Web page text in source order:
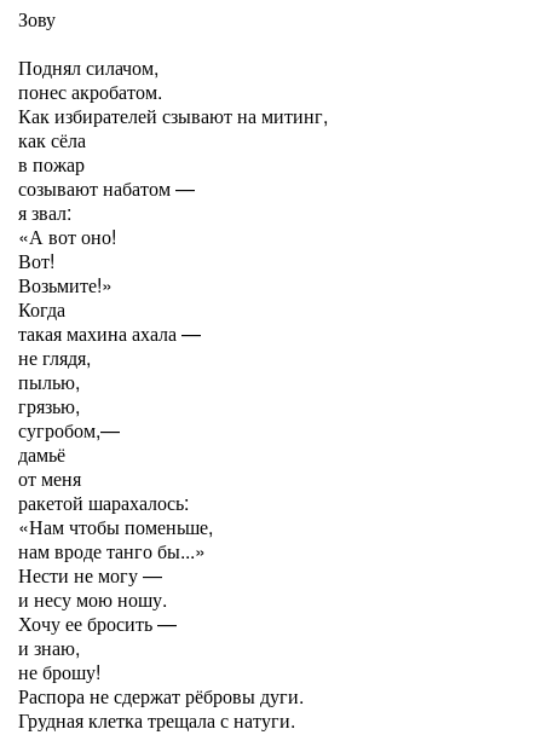
Зову
Поднял силачом,
понес акробатом.
Как избирателей сзывают на митинг,
как сёла
в пожар
созывают набатом —
я звал:
«А вот оно!
Вот!
Возьмите!»
Когда
такая махина ахала —
не глядя,
пылью,
грязью,
сугробом,—
дамьё
от меня
ракетой шарахалось:
«Нам чтобы поменьше,
нам вроде танго бы...»
Нести не могу —
и несу мою ношу.
Хочу ее бросить —
и знаю,
не брошу!
Распора не сдержат рёбровы дуги.
Грудная клетка трещала с натуги.